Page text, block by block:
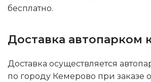
бесплатно.
Доставка автопарком
Доставка осуществляется
по городу Кемерово при заказе